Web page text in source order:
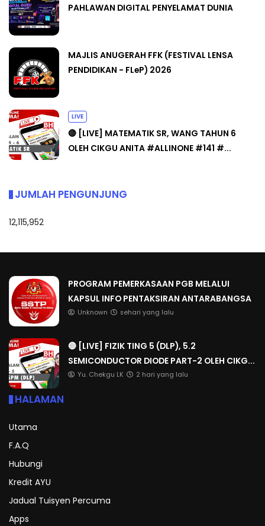
PAHLAWAN DIGITAL PENYELAMAT DUNIA
MAJLIS ANUGERAH FFK (FESTIVAL LENSA
PENDIDIKAN - FLeP) 2026
LIVE
🔴 [LIVE] MATEMATIK SR, WANG TAHUN 6
OLEH CIKGU ANITA #ALLINONE #141 #...
JUMLAH PENGUNJUNG
12,115,952
PROGRAM PEMERKASAAN PGB MELALUI
KAPSUL INFO PENTAKSIRAN ANTARABANGSA
Unknown sehari yang lalu
🔴 [LIVE] FIZIK TING 5 (DLP), 5.2
SEMICONDUCTOR DIODE PART-2 OLEH CIKG...
Yu. Chekgu LK 2 hari yang lalu
HALAMAN
Utama
F.A.Q
Hubungi
Kredit AYU
Jadual Tuisyen Percuma
Apps